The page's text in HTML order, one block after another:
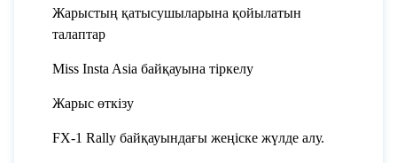
Жарыстың қатысушыларына қойылатын
талаптар
Miss Insta Asia байқауына тіркелу
Жарыс өткізу
FX-1 Rally байқауындағы жеңіске жүлде алу.